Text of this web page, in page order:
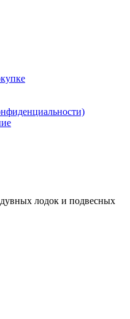
лодок и подвесных